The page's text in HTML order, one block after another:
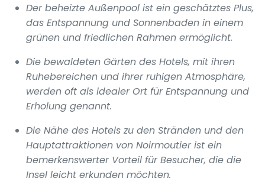
Der beheizte Außenpool ist ein geschätztes Plus,
das Entspannung und Sonnenbaden in einem
grünen und friedlichen Rahmen ermöglicht.
Die bewaldeten Gärten des Hotels, mit ihren
Ruhebereichen und ihrer ruhigen Atmosphäre,
werden oft als idealer Ort für Entspannung und
Erholung genannt.
Die Nähe des Hotels zu den Stränden und den
Hauptattraktionen von Noirmoutier ist ein
bemerkenswerter Vorteil für Besucher, die die
Insel leicht erkunden möchten.